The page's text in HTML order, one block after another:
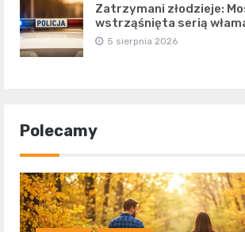
Zatrzymani złodzieje:
wstrząśnięta serią
5 sierpnia 2026
Polecamy